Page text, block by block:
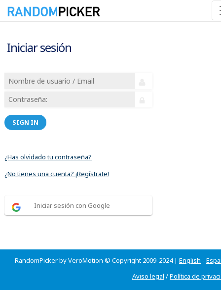
Iniciar sesión
SIGN IN
¿Has olvidado tu contraseña?
¿No tienes una cuenta? ¡Regístrate!
Iniciar sesión con Google
RandomPicker by VeroMotion © Copyright 2009-2024 | English -
Aviso legal /Política de